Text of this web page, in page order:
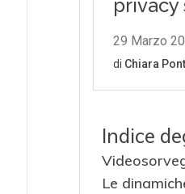
Indice
Le